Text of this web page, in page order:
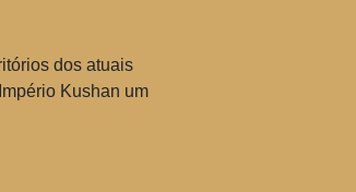
dos atuais
Kushan um